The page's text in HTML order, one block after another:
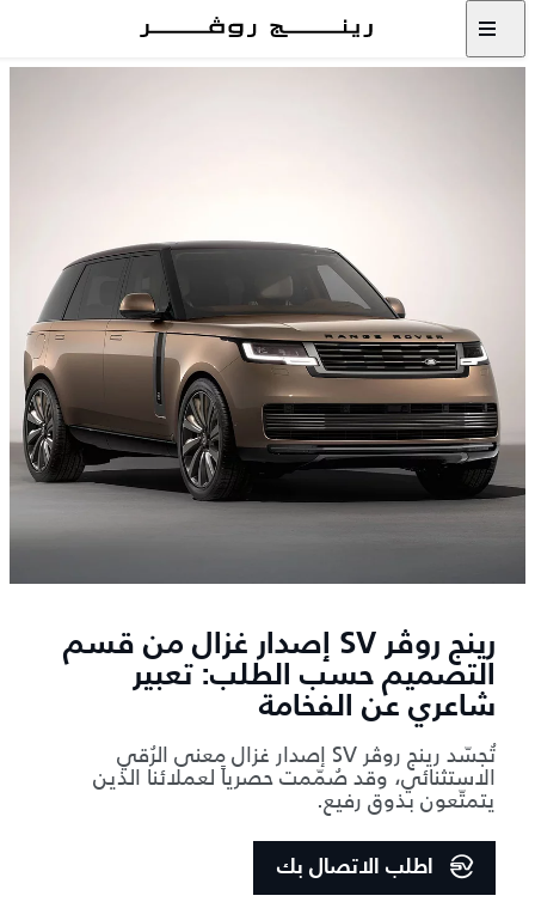
رينج روڤر SV إصدار غزال من قسم
التصميم حسب الطلب: تعبير
شاعري عن الفخامة
تُجسّد رينج روڤر SV إصدار غزال معنى الرُقي
الاستثنائي، وقد صُمّمت حصرياً لعملائنا الذين
يتمتّعون بذوق رفيع.
اطلب الاتصال بك